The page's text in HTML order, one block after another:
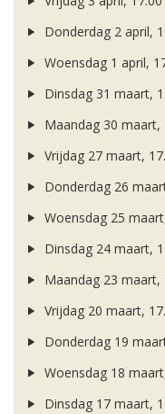
Donderdag 2 april,
Woensdag 1 april,
Dinsdag 31 maart,
Maandag 30 maart,
Vrijdag 27 maart,
Donderdag 26
Woensdag 25
Dinsdag 24 maart,
Maandag 23 maart,
Vrijdag 20 maart,
Donderdag 19
Woensdag 18
Dinsdag 17 maart,